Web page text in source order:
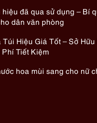
đã qua sử dụng – Bí
dân văn phòng
Túi Hiệu Giá Tốt – Sở
Tiết Kiệm
hoa mùi sang cho nữ